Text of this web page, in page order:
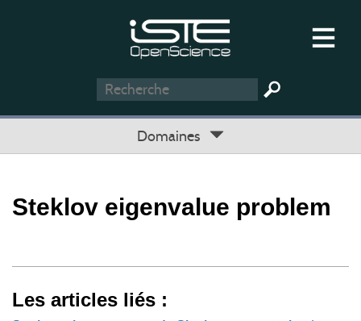
Domaines
Steklov eigenvalue problem
Les articles liés :